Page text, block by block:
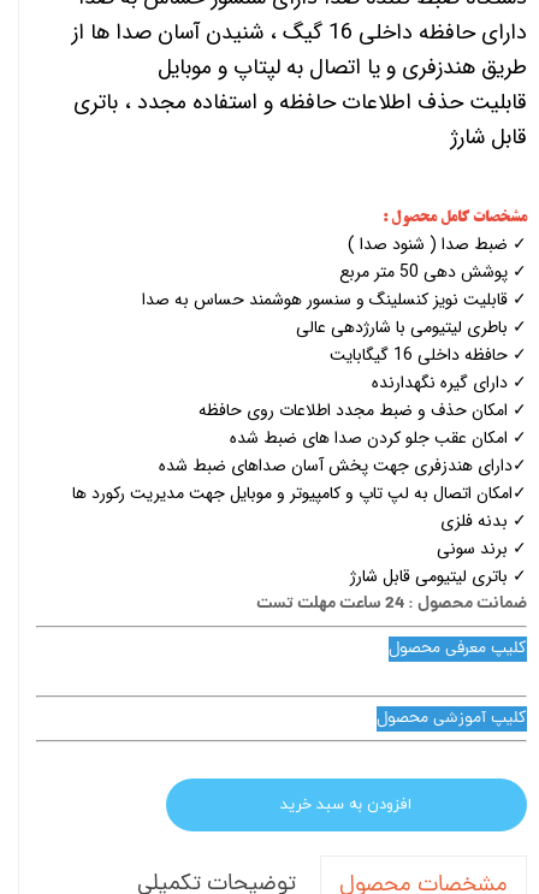
دارای حافظه داخلی 16 گیگ ، شنیدن آسان صدا ها از
طریق هندزفری و یا اتصال به لپتاپ و موبایل
قابلیت حذف اطلاعات حافظه و استفاده مجدد ، باتری
قابل شارژ
مشخصات کامل محصول :
✓ ضبط صدا ( شنود صدا )
✓ پوشش دهی 50 متر مربع
✓ قابلیت نویز کنسلینگ و سنسور هوشمند حساس به صدا
✓ باطری لیتیومی با شارژدهی عالی
✓ حافظه داخلی 16 گیگابایت
✓ دارای گیره نگهدارنده
✓ امکان حذف و ضبط مجدد اطلاعات روی حافظه
✓ امکان عقب جلو کردن صدا های ضبط شده
✓دارای هندزفری جهت پخش آسان صداهای ضبط شده
✓امکان اتصال به لپ تاپ و کامپیوتر و موبایل جهت مدیریت رکورد ها
✓ بدنه فلزی
✓ برند سونی
✓ باتری لیتیومی قابل شارژ
ضمانت محصول : 24 ساعت مهلت تست
کلیپ معرفی محصول
کلیپ آموزشی محصول
افزودن به سبد خرید
مشخصات محصول توضیحات تکمیلی